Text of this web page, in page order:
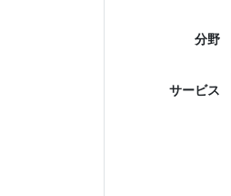
分野
サービス